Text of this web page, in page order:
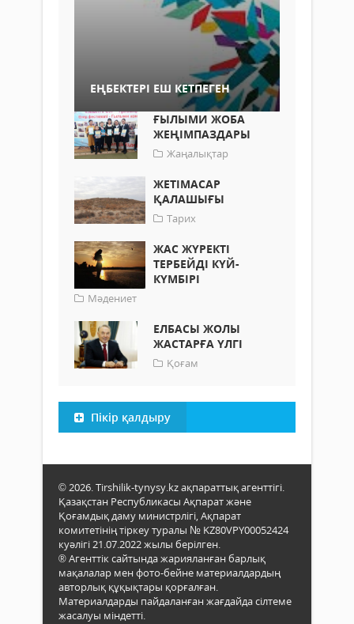
ЕҢБЕКТЕРІ ЕШ КЕТПЕГЕН
ҒЫЛЫМИ ЖОБА
ЖЕҢІМПАЗДАРЫ
Жаңалықтар
ЖЕТІМАСАР
ҚАЛАШЫҒЫ
Тарих
ЖАС ЖҮРЕКТІ
ТЕРБЕЙДІ КҮЙ-
КҮМБІРІ
Мәдениет
ЕЛБАСЫ ЖОЛЫ
ЖАСТАРҒА ҮЛГІ
Қоғам
Пікір қалдыру
© 2026. Tirshilik-tynysy.kz ақпараттық агенттігі.
Қазақстан Республикасы Ақпарат және
Қоғамдық даму министрлігі, Ақпарат
комитетінің тіркеу туралы № KZ80VPY00052424
куәлігі 21.07.2022 жылы берілген.
® Агенттік сайтында жарияланған барлық
мақалалар мен фото-бейне материалдардың
авторлық құқықтары қорғалған.
Материалдарды пайдаланған жағдайда сілтеме
жасалуы міндетті.